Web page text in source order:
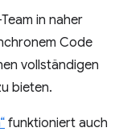
in naher
Code
vollständigen
bieten.
funktioniert auch